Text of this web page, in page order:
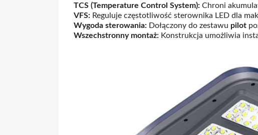
TCS (Temperature Control System): Chroni
VFS: Reguluje częstotliwość sterownika LED dla
Wygoda sterowania: Dołączony do zestawu pilot
Wszechstronny montaż: Konstrukcja umożliwia